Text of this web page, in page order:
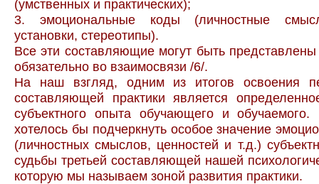
(умственных и практических);
3. эмоциональные коды (личностные
установки, стереотипы).
Все эти составляющие могут быть
обязательно во взаимосвязи /6/.
На наш взгляд, одним из итогов освоения
составляющей практики является
субъектного опыта обучающего и
хотелось бы подчеркнуть особое значение
(личностных смыслов, ценностей и т.д.)
судьбы третьей составляющей нашей
которую мы называем зоной развития практики.